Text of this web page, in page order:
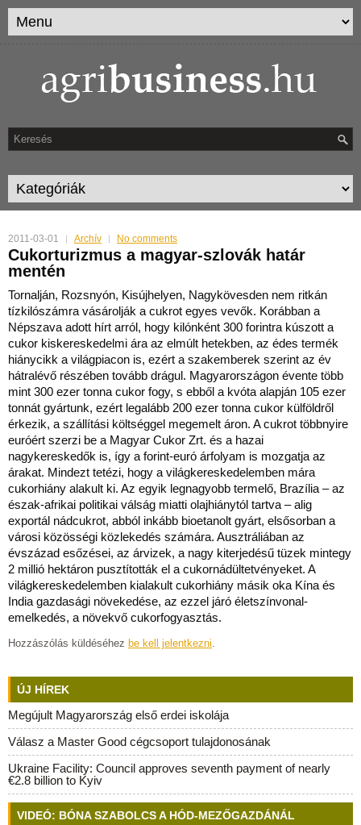
2011-03-01 Archív No comments
Cukorturizmus a magyar-szlovák határ
mentén
Tornalján, Rozsnyón, Kisújhelyen, Nagykövesden nem ritkán
tízkilószámra vásárolják a cukrot egyes vevők. Korábban a
Népszava adott hírt arról, hogy kilónként 300 forintra kúszott a
cukor kiskereskedelmi ára az elmúlt hetekben, az édes termék
hiánycikk a világpiacon is, ezért a szakemberek szerint az év
hátralévő részében tovább drágul. Magyarországon évente több
mint 300 ezer tonna cukor fogy, s ebből a kvóta alapján 105 ezer
tonnát gyártunk, ezért legalább 200 ezer tonna cukor külföldről
érkezik, a szállítási költséggel megemelt áron. A cukrot többnyire
euróért szerzi be a Magyar Cukor Zrt. és a hazai
nagykereskedők is, így a forint-euró árfolyam is mozgatja az
árakat. Mindezt tetézi, hogy a világkereskedelemben mára
cukorhiány alakult ki. Az egyik legnagyobb termelő, Brazília – az
észak-afrikai politikai válság miatti olajhiánytól tartva – alig
exportál nádcukrot, abból inkább bioetanolt gyárt, elsősorban a
városi közösségi közlekedés számára. Ausztráliában az
évszázad esőzései, az árvizek, a nagy kiterjedésű tüzek mintegy
2 millió hektáron pusztították el a cukornádültetvényeket. A
világkereskedelemben kialakult cukorhiány másik oka Kína és
India gazdasági növekedése, az ezzel járó életszínvonal-
emelkedés, a növekvő cukorfogyasztás.
Hozzászólás küldéséhez be kell jelentkezni.
ÚJ HÍREK
Megújult Magyarország első erdei iskolája
Válasz a Master Good cégcsoport tulajdonosának
Ukraine Facility: Council approves seventh payment of nearly
€2.8 billion to Kyiv
VIDEÓ: BÓNA SZABOLCS A HÓD-MEZŐGAZDÁNÁL